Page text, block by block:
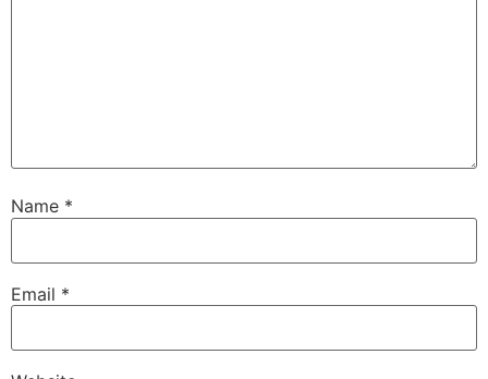
Name *
Email *